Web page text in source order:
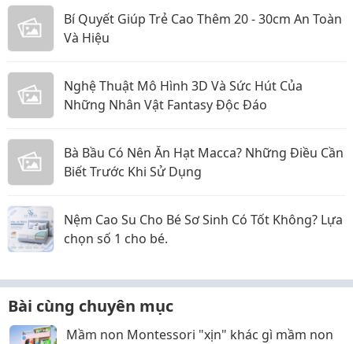
Bí Quyết Giúp Trẻ Cao Thêm 20 - 30cm An Toàn
Và Hiệu
Nghệ Thuật Mô Hình 3D Và Sức Hút Của
Những Nhân Vật Fantasy Độc Đáo
Bà Bầu Có Nên Ăn Hạt Macca? Những Điều Cần
Biết Trước Khi Sử Dụng
Nệm Cao Su Cho Bé Sơ Sinh Có Tốt Không? Lựa
chọn số 1 cho bé.
Bài cùng chuyên mục
Mầm non Montessori "xịn" khác gì mầm non